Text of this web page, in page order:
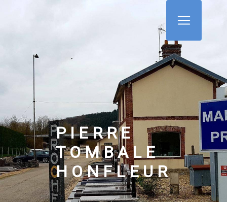
PIERRE
TOMBALE
HONFLEUR